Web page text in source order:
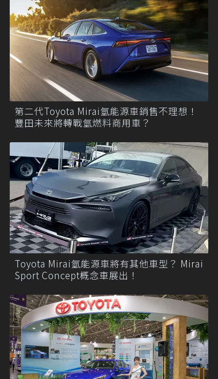
第二代Toyota Mirai氫能源車銷售不理想！
豐田未來將轉戰氫燃料商用車？
Toyota Mirai氫能源車將有其他車型？ Mirai
Sport Concept概念車展出！